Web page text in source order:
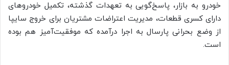
خودرو به بازار، پاسخ‌گویی به تعهدات گذشته، تکمیل خودروهای
دارای کسری قطعات، مدیریت اعتراضات مشتریان برای خروج سایپا
از وضع بحرانی پارسال به اجرا درآمده که موفقیت‌آمیز هم بوده
است.